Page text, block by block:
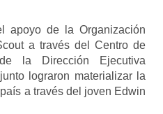
apoyo de la Organización
a través del Centro de
la Dirección Ejecutiva
lograron materializar la
a través del joven Edwin